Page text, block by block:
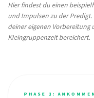
Hier findest du einen
und Impulsen zu der Predigt.
deiner eigenen Vorbereitung
Kleingruppenzeit bereichert.
PHASE 1: ANKOMMEN